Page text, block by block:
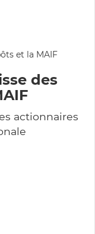
des
actionnaires